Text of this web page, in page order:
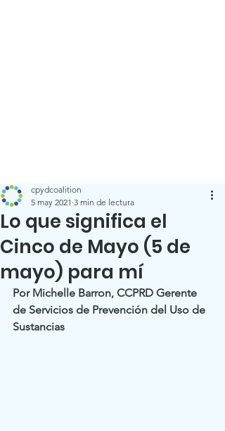
Lo que significa el
Cinco de Mayo (5 de
mayo) para mí
cpydcoalition
5 may 2021 3 min de lectura
Por Michelle Barron, CCPRD Gerente
de Servicios de Prevención del Uso de
Sustancias